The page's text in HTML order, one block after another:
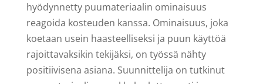
hyödynnetty puumateriaalin ominaisuus
reagoida kosteuden kanssa. Ominaisuus, joka
koetaan usein haasteelliseksi ja puun käyttöä
rajoittavaksikin tekijäksi, on työssä nähty
positiivisena asiana. Suunnittelija on tutkinut